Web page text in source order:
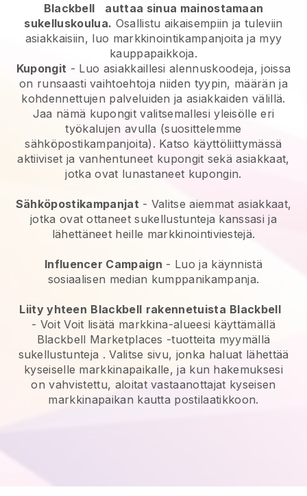
Blackbell
auttaa sinua mainostamaan
sukelluskoulua. Osallistu aikaisempiin ja tuleviin
asiakkaisiin, luo markkinointikampanjoita ja myy
kauppapaikkoja.
Kupongit - Luo asiakkaillesi alennuskoodeja, joissa
on runsaasti vaihtoehtoja niiden tyypin, määrän ja
kohdennettujen palveluiden ja asiakkaiden välillä.
Jaa nämä kupongit valitsemallesi yleisölle eri
työkalujen avulla (suosittelemme
sähköpostikampanjoita). Katso käyttöliittymässä
aktiiviset ja vanhentuneet kupongit sekä asiakkaat,
jotka ovat lunastaneet kupongin.
Sähköpostikampanjat - Valitse aiemmat asiakkaat,
jotka ovat ottaneet sukellustunteja kanssasi ja
lähettäneet heille markkinointiviestejä.
Influencer Campaign - Luo ja käynnistä
sosiaalisen median kumppanikampanja.
Liity yhteen Blackbell rakennetuista Blackbell
- VoitVoit lisätä markkina-alueesi käyttämällä
Blackbell Marketplaces -tuotteita myymällä
sukellustunteja . Valitse sivu, jonka haluat lähettää
kyseiselle markkinapaikalle, ja kun hakemuksesi
on vahvistettu, aloitat vastaanottajat kyseisen
markkinapaikan kautta postilaatikkoon.